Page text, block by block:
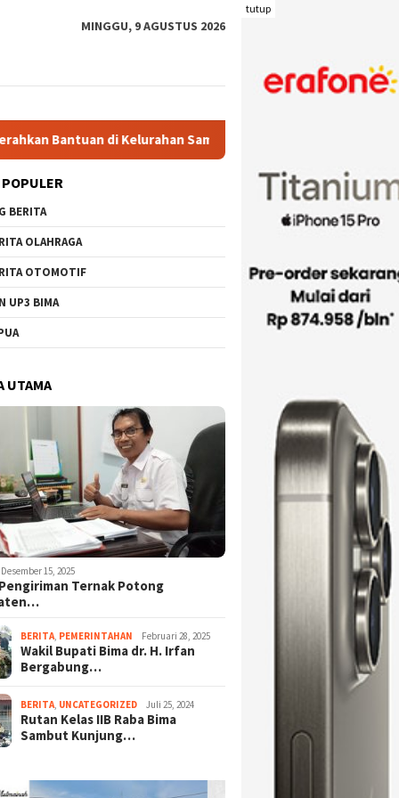
tutup
MINGGU, 9 AGUSTUS 2026
Sambinae, Ratusan Masyarakat Sambut Riang
BERITA
OLAHRAGA
OTOMOTIF
UP3 BIMA
UTAMA
Desember 15, 2025
Ternak Potong
BERITA PEMERINTAHAN Februari 28, 2025
Wakil Bupati Bima dr. H. Irfan
Bergabung…
BERITA UNCATEGORIZED Juli 25, 2024
Rutan Kelas IIB Raba Bima
Sambut Kunjung…